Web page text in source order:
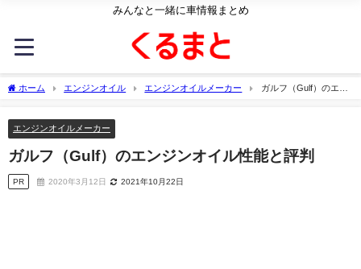
みんなと一緒に車情報まとめ
ホーム エンジンオイル エンジンオイルメーカー
ガルフ（Gulf）のエン
エンジンオイルメーカー
ガルフ（Gulf）のエンジンオイル性能と評判
PR 2020年3月12日 2021年10月22日